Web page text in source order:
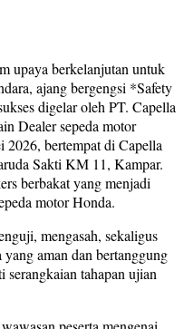
upaya berkelanjutan untuk
ajang bergengsi *Safety
digelar oleh PT. Capella
Dealer sepeda motor
bertempat di Capella
Sakti KM 11, Kampar.
berbakat yang menjadi
motor Honda.
mengasah, sekaligus
aman dan bertanggung
tahapan ujian